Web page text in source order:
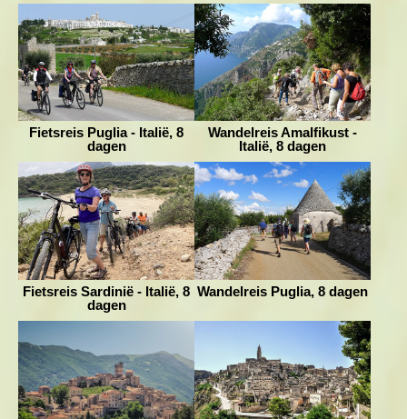
Fietsreis Puglia - Italië, 8
dagen
Wandelreis Amalfikust -
Italië, 8 dagen
Fietsreis Sardinië - Italië, 8
dagen
Wandelreis Puglia, 8 dagen